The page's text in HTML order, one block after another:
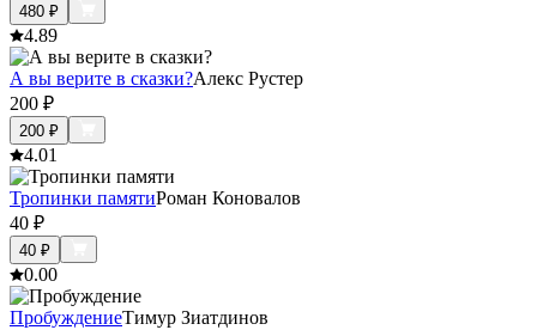
480 ₽
4.89
А вы верите в сказки?Алекс Рустер
200 ₽
200 ₽
4.01
Тропинки памятиРоман Коновалов
40 ₽
40 ₽
0.00
ПробуждениеТимур Зиатдинов